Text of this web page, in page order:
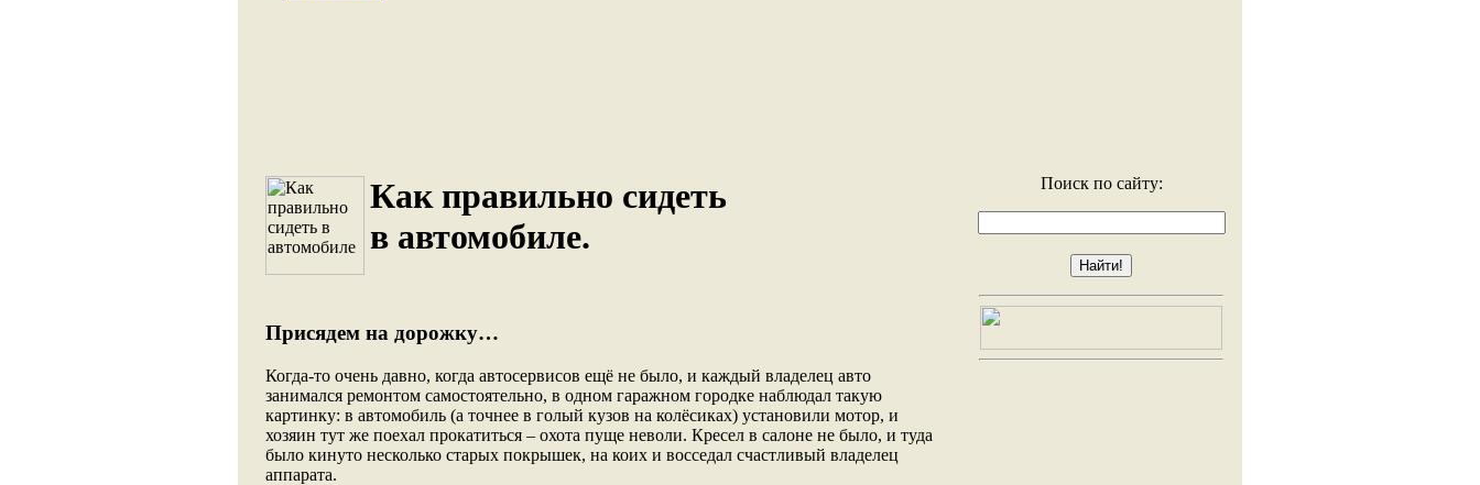
Как правильно сидеть
в автомобиле.
Присядем на дорожку…
Когда-то очень давно, когда автосервисов ещё не было, и каждый владелец авто
занимался ремонтом самостоятельно, в одном гаражном городке наблюдал такую
картинку: в автомобиль (а точнее в голый кузов на колёсиках) установили мотор, и
хозяин тут же поехал прокатиться – охота пуще неволи. Кресел в салоне не было, и туда
было кинуто несколько старых покрышек, на коих и восседал счастливый владелец
аппарата.
Поиск по сайту: